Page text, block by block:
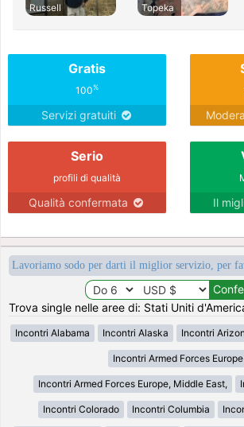
Russell
Topeka
Gratis
100%
Servizi gratuiti
Serio
profili di qualità
Qualità confermata Il
Lavoriamo sodo per darti il miglior servizio, per
Trova single nelle aree di: Stati Uniti
Incontri Alabama Incontri Alaska Incontri
Incontri Armed Forces Europe
Incontri Armed Forces Europe, Middle East,
Incontri Colorado Incontri Columbia